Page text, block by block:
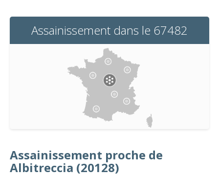
Assainissement dans le 67482
Assainissement proche de
Albitreccia (20128)